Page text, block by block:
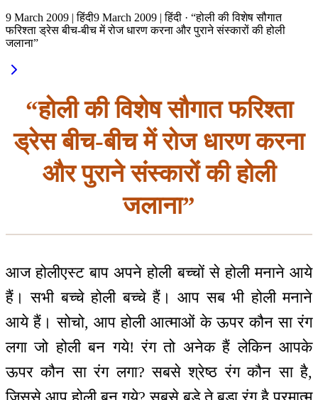
9 March 2009 | हिंदी9 March 2009 | हिंदी · “होली की विशेष सौगात
फरिश्ता ड्रेस बीच-बीच में रोज धारण करना और पुराने संस्कारों की होली
जलाना”
“होली की विशेष सौगात फरिश्ता
ड्रेस बीच-बीच में रोज धारण करना
और पुराने संस्कारों की होली
जलाना”
आज होलीएस्ट बाप अपने होली बच्चों से होली मनाने आये
हैं। सभी बच्चे होली बच्चे हैं। आप सब भी होली मनाने
आये हैं। सोचो, आप होली आत्माओं के ऊपर कौन सा रंग
लगा जो होली बन गये! रंग तो अनेक हैं लेकिन आपके
ऊपर कौन सा रंग लगा? सबसे श्रेष्ठ रंग कौन सा है,